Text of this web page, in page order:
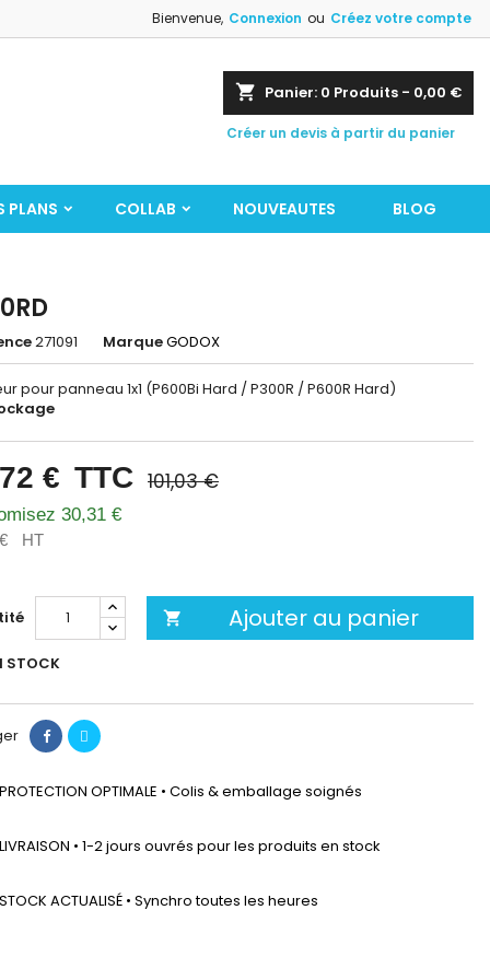
Bienvenue, Connexion ou Créez votre compte
shopping_cart Panier: 0 Produits - 0,00 €
Créer un devis à partir du panier
PLANS COLLAB NOUVEAUTES BLOG
271091 MarqueGODOX
pour panneau 1x1 (P600Bi Hard / P300R / P600R Hard)
€ TTC 101,03 €
30,31 €
HT
 Ajouter au panier
STOCK
PROTECTION OPTIMALE • Colis & emballage soignés
LIVRAISON • 1-2 jours ouvrés pour les produits en stock
STOCK ACTUALISÉ • Synchro toutes les heures